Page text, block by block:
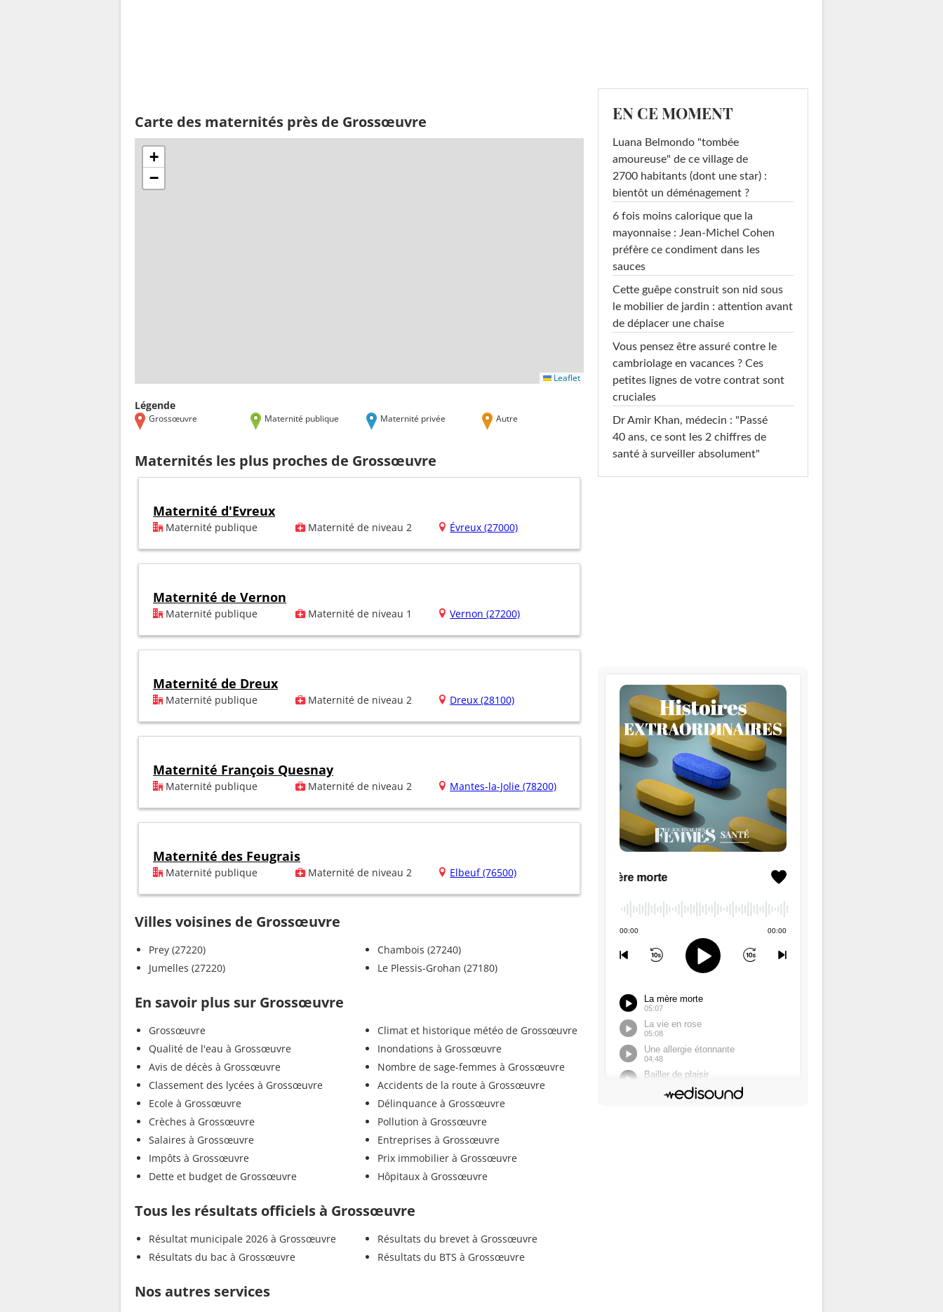
Carte des maternités près de Grossœuvre
+
−
Leaflet
Légende
Grossœuvre Maternité publique Maternité privée Autre
Maternités les plus proches de Grossœuvre
Maternité d'Evreux
Maternité publique Maternité de niveau 2 Évreux (27000)
Maternité de Vernon
Maternité publique Maternité de niveau 1 Vernon (27200)
Maternité de Dreux
Maternité publique Maternité de niveau 2 Dreux (28100)
Maternité François Quesnay
Maternité publique Maternité de niveau 2 Mantes-la-Jolie (78200)
Maternité des Feugrais
Maternité publique Maternité de niveau 2 Elbeuf (76500)
Villes voisines de Grossœuvre
Prey (27220)
Jumelles (27220)
Chambois (27240)
Le Plessis-Grohan (27180)
En savoir plus sur Grossœuvre
Grossœuvre
Qualité de l'eau à Grossœuvre
Avis de décès à Grossœuvre
Classement des lycées à Grossœuvre
Ecole à Grossœuvre
Crèches à Grossœuvre
Salaires à Grossœuvre
Impôts à Grossœuvre
Dette et budget de Grossœuvre
Climat et historique météo de Grossœuvre
Inondations à Grossœuvre
Nombre de sage-femmes à Grossœuvre
Accidents de la route à Grossœuvre
Délinquance à Grossœuvre
Pollution à Grossœuvre
Entreprises à Grossœuvre
Prix immobilier à Grossœuvre
Hôpitaux à Grossœuvre
Tous les résultats officiels à Grossœuvre
Résultat municipale 2026 à Grossœuvre
Résultats du bac à Grossœuvre
Résultats du brevet à Grossœuvre
Résultats du BTS à Grossœuvre
Nos autres services
EN CE MOMENT
Luana Belmondo "tombée
amoureuse" de ce village de
2700 habitants (dont une star) :
bientôt un déménagement ?
6 fois moins calorique que la
mayonnaise : Jean-Michel Cohen
préfère ce condiment dans les
sauces
Cette guêpe construit son nid sous
le mobilier de jardin : attention avant
de déplacer une chaise
Vous pensez être assuré contre le
cambriolage en vacances ? Ces
petites lignes de votre contrat sont
cruciales
Dr Amir Khan, médecin : "Passé
40 ans, ce sont les 2 chiffres de
santé à surveiller absolument"